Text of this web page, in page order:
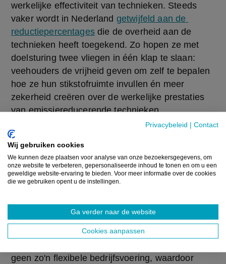
Privacybeleid | Contact
Wij gebruiken cookies
We kunnen deze plaatsen voor analyse van onze bezoekersgegevens, om
onze website te verbeteren, gepersonaliseerde inhoud te tonen en om u een
geweldige website-ervaring te bieden. Voor meer informatie over de cookies
die we gebruiken opent u de instellingen.
Ga verder naar de website
Cookies aanpassen
werkelijke effectiviteit van technieken. Steeds
vaker wordt in Nederland getwijfeld aan de
reductiepercentages die de overheid aan de
technieken heeft toegekend. Zo hopen ze met
doelsturing twee vliegen in één klap te slaan:
veehouders de vrijheid geven om zelf te bepalen
hoe ze hun stikstofruimte invullen én meer
zekerheid creëren over de werkelijke prestaties
van emissiereducerende technieken.
Hoe kijkt onze minister ernaar?
Minister Brouns ziet potentieel om doelsturing op
termijn in te voeren in Vlaanderen, maar als
landbouwers voldoende keuze hebben. Naast
doelsturing moeten ook technieken met een vast
erkend reductiepotentieel in de toekomst mogelijk
geen zo'n flexibele bedrijfsvoering, waardoor